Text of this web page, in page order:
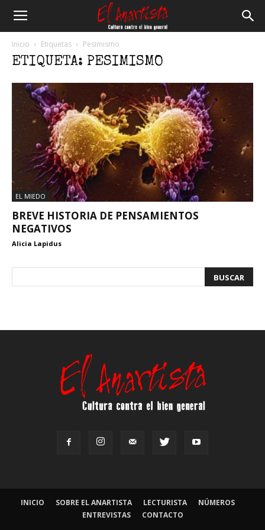
Inicio Etiquetas Pesimismo
ETIQUETA: PESIMISMO
EL MIEDO
BREVE HISTORIA DE PENSAMIENTOS
NEGATIVOS
Alicia Lapidus
INICIO SOBRE EL ANARTISTA LECTURISTA
NÚMEROS
ENTREVISTAS
CONTACTO